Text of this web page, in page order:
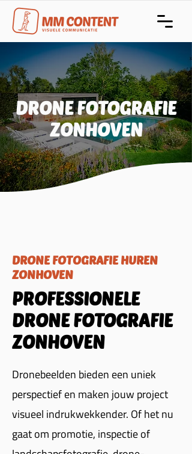
DRONE FOTOGRAFIE
ZONHOVEN
DRONE FOTOGRAFIE HUREN
ZONHOVEN
PROFESSIONELE
DRONE FOTOGRAFIE
ZONHOVEN
Dronebeelden bieden een uniek
perspectief en maken jouw project
visueel indrukwekkender. Of het nu
gaat om promotie, inspectie of